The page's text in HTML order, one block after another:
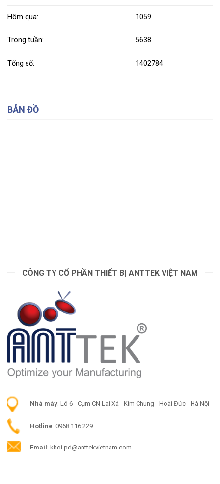
Hôm qua: 1059
Trong tuần: 5638
Tổng số: 1402784
BẢN ĐỒ
CÔNG TY CỔ PHẦN THIẾT BỊ ANTTEK VIỆT NAM
Nhà máy: Lô 6 - Cụm CN Lai Xá - Kim Chung - Hoài Đức - Hà Nội
Hotline: 0968.116.229
Email : khoi.pd@anttekvietnam.com